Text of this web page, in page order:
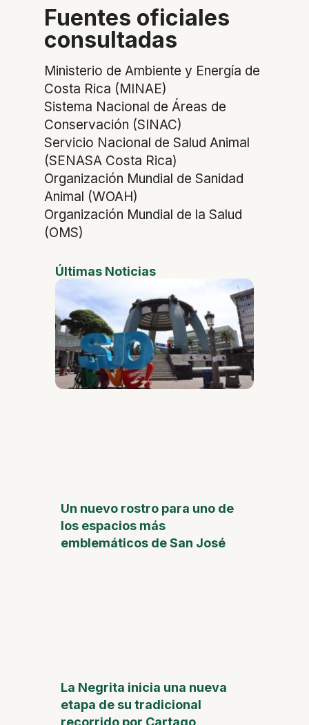
Fuentes oficiales
consultadas
Ministerio de Ambiente y Energía de
Costa Rica (MINAE)
Sistema Nacional de Áreas de
Conservación (SINAC)
Servicio Nacional de Salud Animal
(SENASA Costa Rica)
Organización Mundial de Sanidad
Animal (WOAH)
Organización Mundial de la Salud
(OMS)
Últimas Noticias
Un nuevo rostro para uno de
los espacios más
emblemáticos de San José
La Negrita inicia una nueva
etapa de su tradicional
recorrido por Cartago